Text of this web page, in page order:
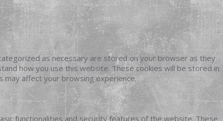
as necessary are stored on your browser as they
how you use this website. These cookies will be stored in
affect your browsing experience.
functionalities and security features of the website. These